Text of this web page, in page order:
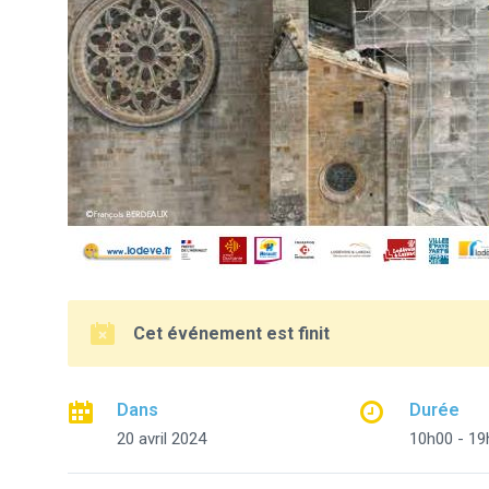
Cet événement est finit
Dans
20 avril 2024
Durée
10h00 -